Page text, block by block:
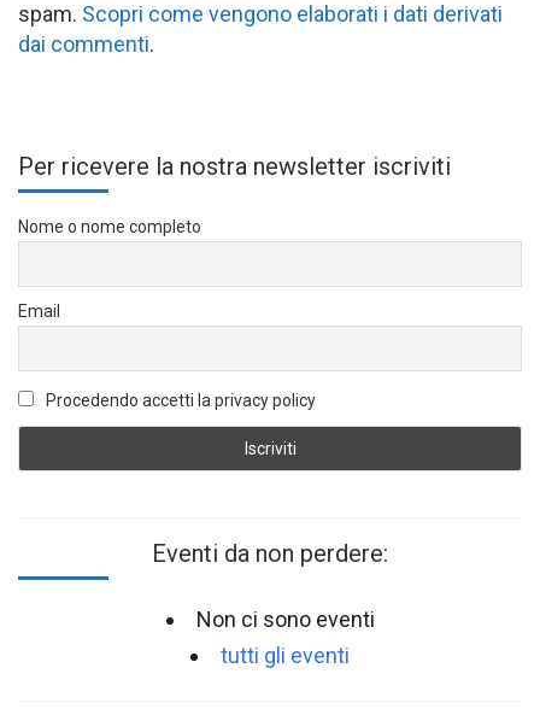
spam. Scopri come vengono elaborati i dati derivati
dai commenti.
Per ricevere la nostra newsletter iscriviti
Nome o nome completo
Email
Procedendo accetti la privacy policy
Eventi da non perdere:
Non ci sono eventi
tutti gli eventi